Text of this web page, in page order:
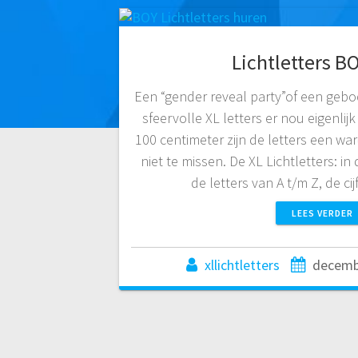
Lichtletters
Een “gender reveal party”of een
sfeervolle XL letters er nou
100 centimeter zijn de letters een
niet te missen. De XL Lichtletters:
de letters van A t/m Z, de
LEES VERDER
xllichtletters